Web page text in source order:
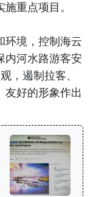
重点项目。
环境，控制海云
内河水路游客安
，遏制拉客、
友好的形象作出